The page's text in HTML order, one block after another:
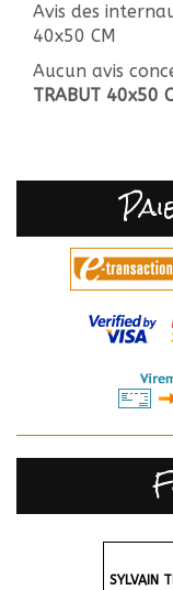
Avis des
40x50 CM
Aucun avis
TRABUT 40x50
SYLVAIN